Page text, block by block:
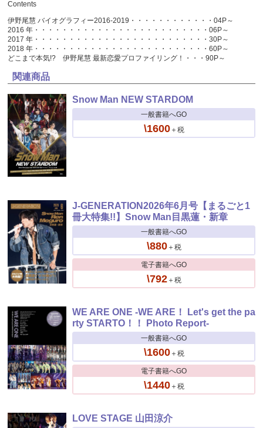
Contents
伊野尾慧 バイオグラフィー2016-2019・・・・・・・・・・・・04P～
2016 年・・・・・・・・・・・・・・・・・・・・・・・・・06P～
2017 年・・・・・・・・・・・・・・・・・・・・・・・・・30P～
2018 年・・・・・・・・・・・・・・・・・・・・・・・・・60P～
どこまで本気!? 伊野尾慧 最新恋愛プロファイリング！・・・90P～
関連商品
Snow Man NEW STARDOM
一般書籍へGO
\1600＋税
J-GENERATION2026年6月号【まるごと1
冊大特集!!】Snow Man目黒蓮・新章
一般書籍へGO
\880＋税
電子書籍へGO
\792＋税
WE ARE ONE -WE ARE！ Let's get the pa
rty STARTO！！ Photo Report-
一般書籍へGO
\1600＋税
電子書籍へGO
\1440＋税
LOVE STAGE 山田涼介